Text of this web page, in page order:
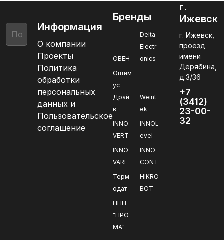
Информация
О компании
Проекты
Политика
обработки
персональных
данных и
Пользовательское
соглашение
Бренды
ОВЕН
Delta
Electr
onics
Оптим
ус
Драй
в
Weint
ek
INNO
VERT
INNOL
evel
INNO
VARI
INNO
CONT
Терм
одат
HIKRO
BOT
НПП
"ПРО
МА"
г.
Ижевск
г. Ижевск,
проезд
имени
Дерябина,
д.3/36
+7
(3412)
23-00-
32